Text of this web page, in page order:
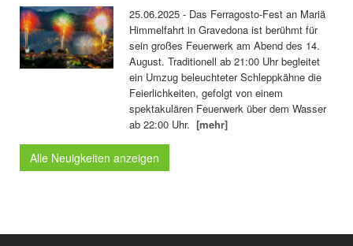
25.06.2025 - Das Ferragosto-Fest an Mariä
Himmelfahrt in Gravedona ist berühmt für
sein großes Feuerwerk am Abend des 14.
August. Traditionell ab 21:00 Uhr begleitet
ein Umzug beleuchteter Schleppkähne die
Feierlichkeiten, gefolgt von einem
spektakulären Feuerwerk über dem Wasser
ab 22:00 Uhr.[mehr]
Alle Neuigkeiten anzeigen